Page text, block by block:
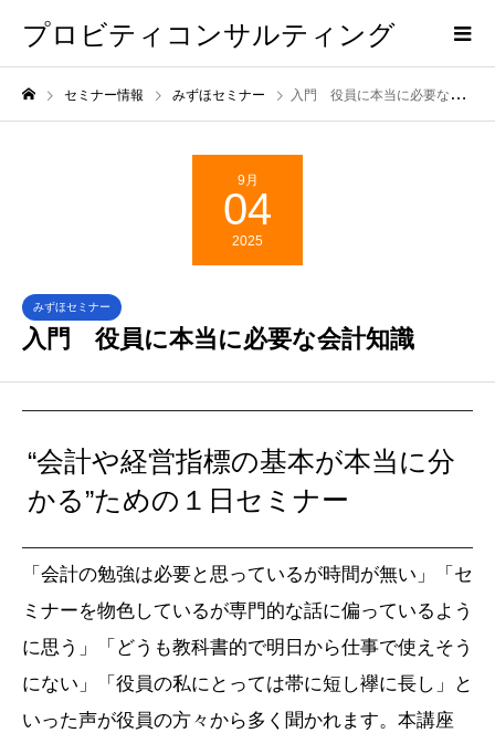
プロビティコンサルティング
セミナー情報 みずほセミナー 入門 役員に本当に必要な会計知識
9月
04
2025
みずほセミナー
入門 役員に本当に必要な会計知識
“会計や経営指標の基本が本当に分
かる”ための１日セミナー
「会計の勉強は必要と思っているが時間が無い」「セ
ミナーを物色しているが専門的な話に偏っているよう
に思う」「どうも教科書的で明日から仕事で使えそう
にない」「役員の私にとっては帯に短し襷に長し」と
いった声が役員の方々から多く聞かれます。本講座